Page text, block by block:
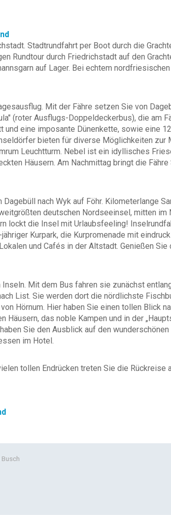
Stadtrundfahrt per Boot durch die
Rundtour durch Friedrichstadt auf den
auf Lager. Bei echtem
Mit der Fähre setzen Sie von
(roter Ausflugs-Doppeldeckerbus), die am
und eine imposante Dünenkette, sowie eine
bieten für diverse Möglichkeiten
Leuchtturm. Nebel ist ein idyllisches
Häusern. Am Nachmittag bringt die
nach Wyk auf Föhr. Kilometerlange
deutschen Nordseeinsel, mitten
lockt die Insel mit Urlaubsfeeling!
Kurpark, die Kurpromenade mit
und Cafés in der Altstadt. Genießen
Mit dem Bus fahren sie zunächst
List. Sie werden dort die nördlichste
Hörnum. Hier haben Sie einen tollen Blick
das noble Kampen und in der
Sie den Ausblick auf den
im Hotel.
tollen Endrücken treten Sie die Rückreise